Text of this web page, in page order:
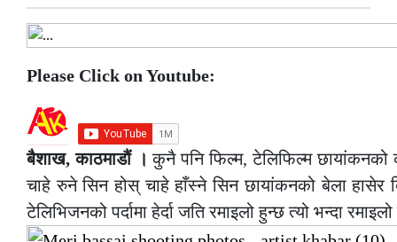
Please Click on Youtube:
बैशाख, काठमाडौं । कुनै पनि फिल्म, टेलिफिल्म छायांकनको
चाहे रुने सिन होस् चाहे हाँस्ने सिन छायांकनको बेला हासेर
टेलिभिजनको पर्दामा हेर्दा जति रमाइलो हुन्छ त्यो भन्दा